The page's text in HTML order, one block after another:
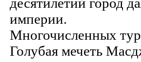
империи.
Многочисленных
Голубая мечеть